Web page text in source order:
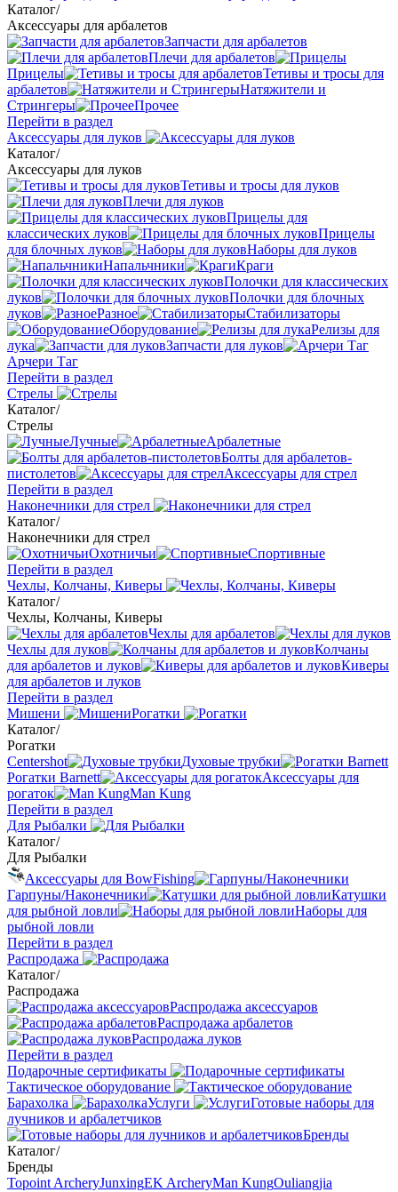
Каталог/
Аксессуары для арбалетов
Запчасти для арбалетов
Плечи для арбалетов
Прицелы
Тетивы и тросы для
арбалетов
Натяжители и
Стрингеры
Прочее
Перейти в раздел
Аксессуары для луков
Каталог/
Аксессуары для луков
Тетивы и тросы для луков
Плечи для луков
Прицелы для
классических луков
Прицелы
для блочных луков
Наборы для луков
Напальчники
Краги
Полочки для классических
луков
Полочки для блочных
луков
Разное
Стабилизаторы
Оборудование
Релизы для
лука
Запчасти для луков
Арчери Таг
Перейти в раздел
Стрелы
Каталог/
Стрелы
Лучные
Арбалетные
Болты для арбалетов-
пистолетов
Аксессуары для стрел
Перейти в раздел
Наконечники для стрел
Каталог/
Наконечники для стрел
Охотничьи
Спортивные
Перейти в раздел
Чехлы, Колчаны, Киверы
Каталог/
Чехлы, Колчаны, Киверы
Чехлы для арбалетов
Чехлы для луков
Колчаны
для арбалетов и луков
Киверы
для арбалетов и луков
Перейти в раздел
Мишени
Рогатки
Каталог/
Рогатки
Centershot
Духовые трубки
Рогатки Barnett
Аксессуары для
рогаток
Man Kung
Перейти в раздел
Для Рыбалки
Каталог/
Для Рыбалки
Аксессуары для BowFishing
Гарпуны/Наконечники
Катушки
для рыбной ловли
Наборы для
рыбной ловли
Перейти в раздел
Распродажа
Каталог/
Распродажа
Распродажа аксессуаров
Распродажа арбалетов
Распродажа луков
Перейти в раздел
Подарочные сертификаты
Тактическое оборудование
Барахолка
Услуги
Готовые наборы для
лучников и арбалетчиков
Бренды
Каталог/
Бренды
Topoint ArcheryJunxingEK ArcheryMan KungOuliangjia